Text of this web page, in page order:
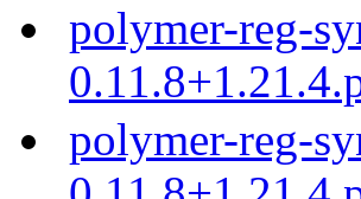
polymer-reg-
polymer-reg-